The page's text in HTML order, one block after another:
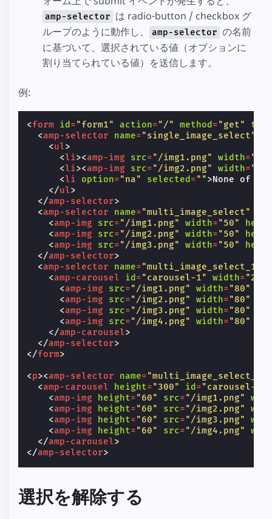
amp-selector は radio-button / checkbox グ
ループのように動作し、
amp-selector の名前
に基づいて、選択されている値（オプションに
割り当てられている値）を送信します。
例:
<form id ="form1" action="/" method ="get"
<amp-selector name="single_image_select"
<ul>
<li><amp-img src="/img1.png" width=
<li><amp-img src="/img2.png" width=
<li option="na" selected ="">None of
</ul>
</amp-selector>
<amp-selector name="multi_image_select"
<amp-img src="/img1.png" width="50"
<amp-img src="/img2.png" width="50"
<amp-img src="/img3.png" width="50"
</amp-selector>
<amp-selector name="multi_image_select_1"
<amp-carousel id ="carousel-1" width=
<amp-img src="/img1.png" width="80"
<amp-img src="/img2.png" width="80"
<amp-img src="/img3.png" width="80"
<amp-img src="/img4.png" width="80"
</amp-carousel>
</amp-selector>
</form>
<p><amp-selector name="multi_image_select_2"
<amp-carousel height="300" id ="carousel-1"
<amp-img height="60" src="/img1.png"
<amp-img height="60" src="/img2.png"
<amp-img height="60" src="/img3.png"
<amp-img height="60" src="/img4.png"
</amp-carousel>
</amp-selector>
選択を解除する